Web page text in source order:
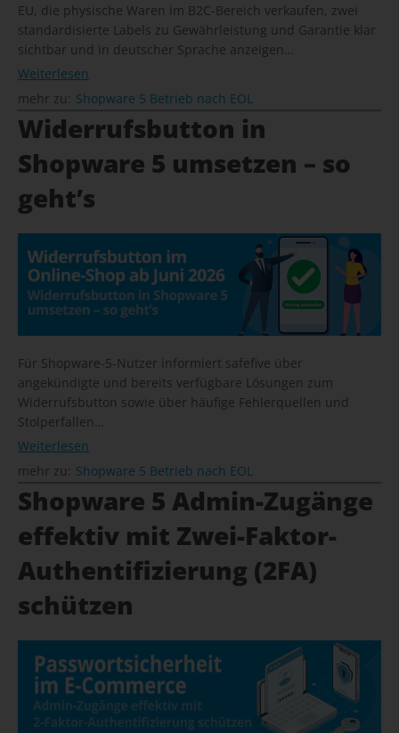
EU, die physische Waren im B2C-Bereich verkaufen, zwei
standardisierte Labels zu Gewährleistung und Garantie klar
sichtbar und in deutscher Sprache anzeigen…
Weiterlesen
mehr zu: Shopware 5 Betrieb nach EOL
Widerrufsbutton in
Shopware 5 umsetzen – so
geht’s
Für Shopware-5-Nutzer informiert safefive über
angekündigte und bereits verfügbare Lösungen zum
Widerrufsbutton sowie über häufige Fehlerquellen und
Stolperfallen…
Weiterlesen
mehr zu: Shopware 5 Betrieb nach EOL
Shopware 5 Admin-Zugänge
effektiv mit Zwei-Faktor-
Authentifizierung (2FA)
schützen